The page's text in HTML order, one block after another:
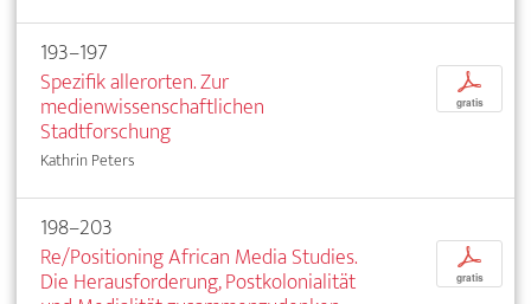
193–197
Spezifik allerorten. Zur
medienwissenschaftlichen
Stadtforschung
Kathrin Peters
p
gratis
198–203
Re/Positioning African Media Studies.
Die Herausforderung, Postkolonialität
p
gratis